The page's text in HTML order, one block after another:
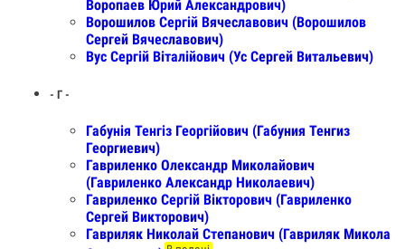
Воропаев Юрий Александрович)
Ворошилов Сергій Вячеславович (Ворошилов
Сергей Вячеславович)
Вус Сергій Віталійович (Ус Сергей Витальевич)
- Г -
Габунія Тенгіз Георгійович (Габуния Тенгиз
Георгиевич)
Гавриленко Олександр Миколайович
(Гавриленко Александр Николаевич)
Гавриленко Сергій Вікторович (Гавриленко
Сергей Викторович)
Гавриляк Николай Степанович (Гавриляк Микола